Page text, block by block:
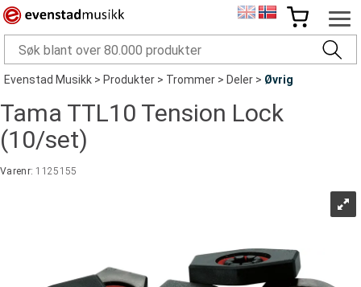
Evenstad Musikk>Produkter>Trommer>Deler>Øvrig
Tama TTL10 Tension Lock
(10/set)
Varenr:1125155